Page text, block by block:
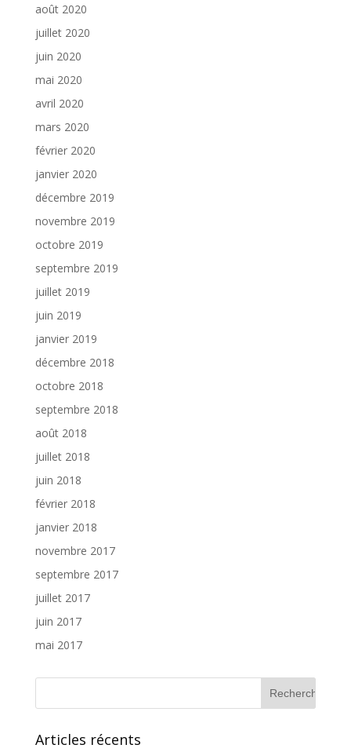
août 2020
juillet 2020
juin 2020
mai 2020
avril 2020
mars 2020
février 2020
janvier 2020
décembre 2019
novembre 2019
octobre 2019
septembre 2019
juillet 2019
juin 2019
janvier 2019
décembre 2018
octobre 2018
septembre 2018
août 2018
juillet 2018
juin 2018
février 2018
janvier 2018
novembre 2017
septembre 2017
juillet 2017
juin 2017
mai 2017
Articles récents